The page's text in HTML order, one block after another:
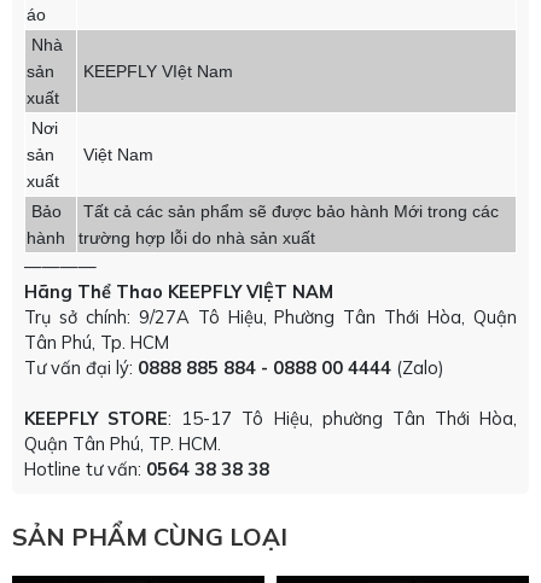
áo
Nhà
sản
xuất
KEEPFLY VIệt Nam
Nơi
sản
xuất
Việt Nam
Bảo
hành
Tất cả các sản phẩm sẽ được bảo hành Mới trong các
trường hợp lỗi do nhà sản xuất
————
Hãng Thể Thao KEEPFLY VIỆT NAM
Trụ sở chính: 9/27A Tô Hiệu, Phường Tân Thới Hòa, Quận
Tân Phú, Tp. HCM
Tư vấn đại lý: 0888 885 884 - 0888 00 4444 (Zalo)
KEEPFLY STORE: 15-17 Tô Hiệu, phường Tân Thới Hòa,
Quận Tân Phú, TP. HCM.
Hotline tư vấn: 0564 38 38 38
SẢN PHẨM CÙNG LOẠI